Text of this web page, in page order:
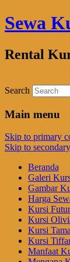
Sewa
Rental
Search
Main menu
Skip to primary
Skip to
Beranda
Galeri
Gambar
Harga
Kursi
Kursi
Kursi
Kursi
Manfaat